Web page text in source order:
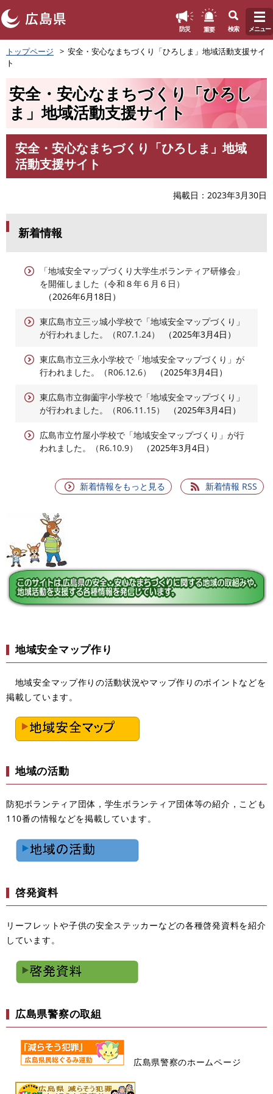
ペ
ー
す
防災 重要 検索 メニュー
トップページ
安全・安心なまちづくり「ひろしま」地域活動支援サイ
ト
安全・安心なまちづくり「ひろし
ま」地域活動支援サイト
安全・安心なまちづくり「ひろしま」地域
活動支援サイト
掲載日 2023年3月30日
新着情報
「地域安全マップづくり大学生ボランティア研修会」
を開催しました（令和８年６月６日）
2026年6月18日
東広島市立三ッ城小学校で「地域安全マップづくり」
が行われました。（R07.1.24）
2025年3月4日
東広島市立三永小学校で「地域安全マップづくり」が
行われました。（R06.12.6）
2025年3月4日
東広島市立御薗宇小学校で「地域安全マップづくり」
が行われました。（R06.11.15）
2025年3月4日
広島市立竹屋小学校で「地域安全マップづくり」が行
われました。（R6.10.9）
2025年3月4日
新着情報をもっと見る 新着情報 RSS
地域安全マップ作り
地域安全マップ作りの活動状況やマップ作りのポイントなどを
掲載しています。
地域の活動
防犯ボランティア団体，学生ボランティア団体等の紹介，こども
110番の情報などを掲載しています。
啓発資料
リーフレットや子供の安全ステッカーなどの各種啓発資料を紹介
しています。
広島県警察の取組
広島県警察のホームページ